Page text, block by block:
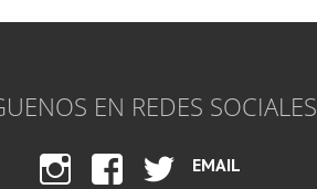
EN REDES SOCIALES
EMAIL